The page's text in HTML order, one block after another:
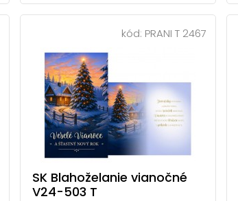
kód: PRANI T 2467
SK Blahoželanie vianočné
V24-503 T